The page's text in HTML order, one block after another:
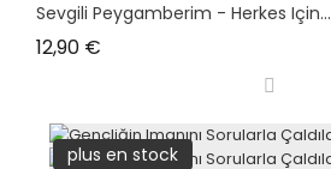
Sevgili Peygamberim - Herkes Için...
12,90 €
plus en stock